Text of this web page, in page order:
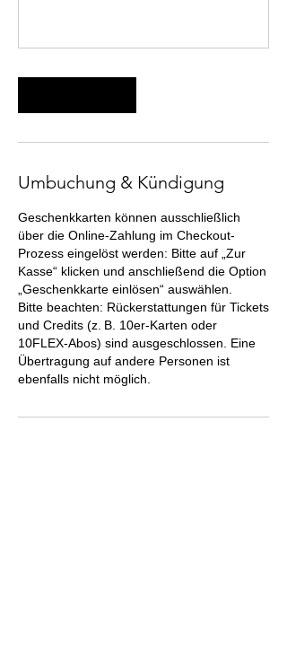
Umbuchung & Kündigung
Geschenkkarten können ausschließlich
über die Online-Zahlung im Checkout-
Prozess eingelöst werden: Bitte auf „Zur
Kasse“ klicken und anschließend die Option
„Geschenkkarte einlösen“ auswählen.
Bitte beachten: Rückerstattungen für Tickets
und Credits (z. B. 10er-Karten oder
10FLEX-Abos) sind ausgeschlossen. Eine
Übertragung auf andere Personen ist
ebenfalls nicht möglich.